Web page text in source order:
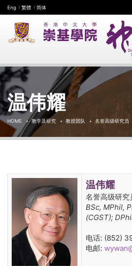
Eng 繁體 简体
温伟耀
HOME 教学及研究 教授团队 名誉高级研究员
温伟耀
名誉高级研究
BSc, MPhil,
(CGST);
电话: (852)
电邮: